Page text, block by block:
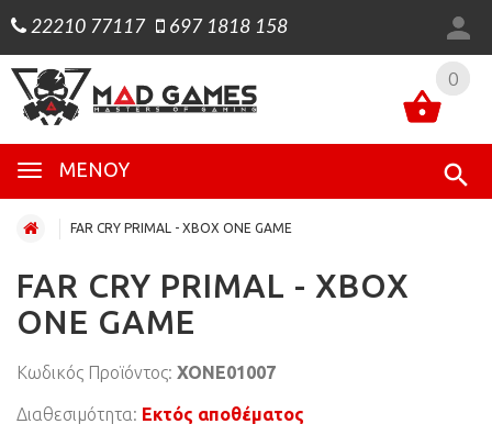
22210 77117 697 1818 158
0
ΜΕΝΟΎ
0
FAR CRY PRIMAL - XBOX ONE GAME
FAR CRY PRIMAL - XBOX
ONE GAME
Κωδικός Προϊόντος: XONE01007
Διαθεσιμότητα: Εκτός αποθέματος